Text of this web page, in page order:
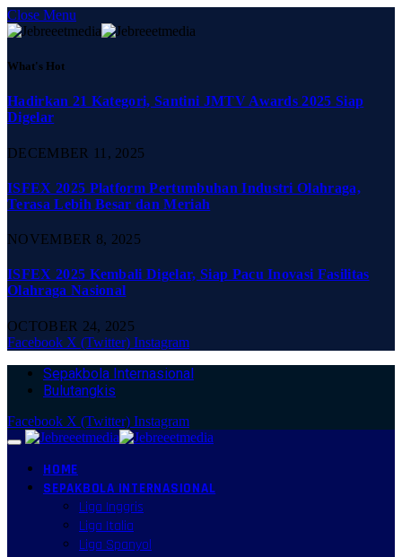
Close Menu
What's Hot
Hadirkan 21 Kategori, Santini JMTV Awards 2025 Siap
Digelar
DECEMBER 11, 2025
ISFEX 2025 Platform Pertumbuhan Industri Olahraga,
Terasa Lebih Besar dan Meriah
NOVEMBER 8, 2025
ISFEX 2025 Kembali Digelar, Siap Pacu Inovasi Fasilitas
Olahraga Nasional
OCTOBER 24, 2025
Facebook X (Twitter) Instagram
Sepakbola Internasional
Bulutangkis
Facebook X (Twitter) Instagram
HOME
SEPAKBOLA INTERNASIONAL
Liga Inggris
Liga Italia
Liga Spanyol